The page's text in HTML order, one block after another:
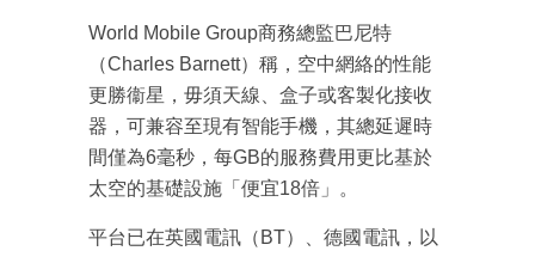
World Mobile Group商務總監巴尼特
（Charles Barnett）稱，空中網絡的性能
更勝衞星，毋須天線、盒子或客製化接收
器，可兼容至現有智能手機，其總延遲時
間僅為6毫秒，每GB的服務費用更比基於
太空的基礎設施「便宜18倍」。
平台已在英國電訊（BT）、德國電訊，以
箱！